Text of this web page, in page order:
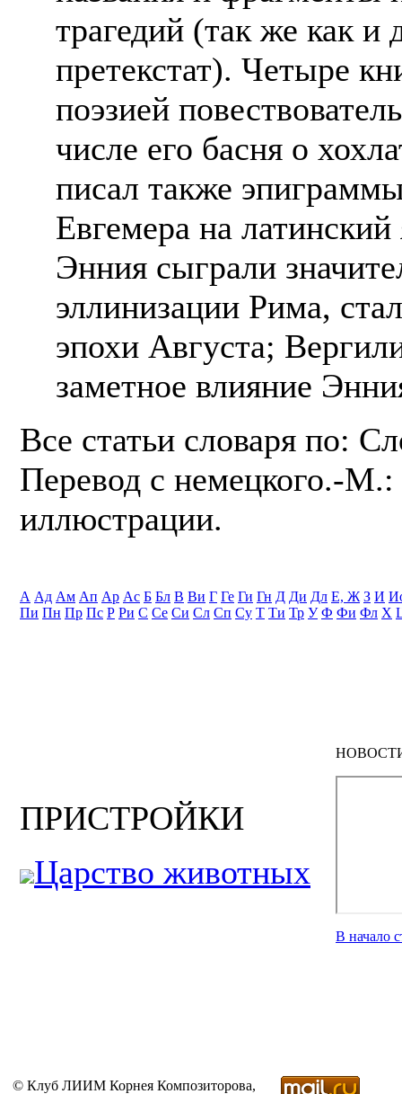
трагедий (так же как и
претекстат). Четыре
поэзией
числе его басня о
писал также
Евгемера на
Энния сыграли
эллинизации Рима,
эпохи Августа;
заметное влияние
Все статьи словаря по:
Перевод с немецкого.-
иллюстрации.
А Ад Ам Ап Ар Ас Б Бл В Ви Г Ге Ги Гн Д Ди Дл Е, Ж З И
Пи Пн Пр Пс Р Ри С Се Си Сл Сп Су Т Ти Тр У Ф Фи Фл Х
ПРИСТРОЙКИ
Царство животных
В начало
© Клуб ЛИИМ Корнея Композиторова,